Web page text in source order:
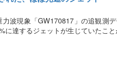
波現象「GW170817」の追観測
達するジェットが生じていたこと